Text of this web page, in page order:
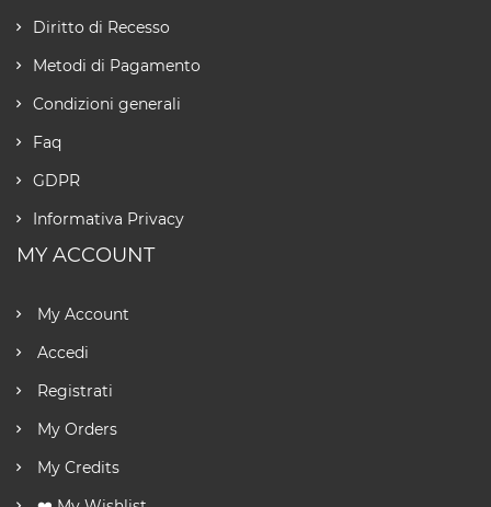
Diritto di Recesso
Metodi di Pagamento
Condizioni generali
Faq
GDPR
Informativa Privacy
MY ACCOUNT
My Account
Accedi
Registrati
My Orders
My Credits